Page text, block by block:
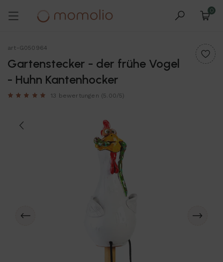
0
art-G050964
Gartenstecker - der frühe Vogel
- Huhn Kantenhocker
13 bewertungen (5.00/5)